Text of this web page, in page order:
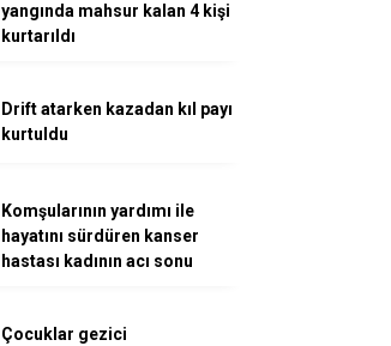
yangında mahsur kalan 4 kişi
kurtarıldı
Drift atarken kazadan kıl payı
kurtuldu
Komşularının yardımı ile
hayatını sürdüren kanser
hastası kadının acı sonu
Çocuklar gezici